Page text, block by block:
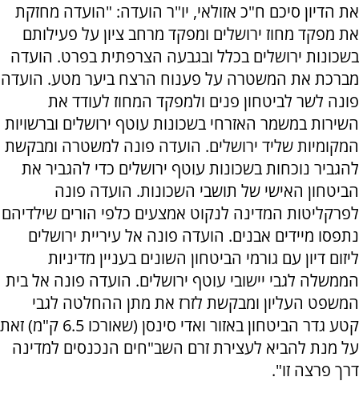
את הדיון סיכם ח"כ אזולאי, יו"ר הועדה: "הועדה מחזקת
את מפקד מחוז ירושלים ומפקד מרחב ציון על פעילותם
בשכונות ירושלים בכלל ובגבעה הצרפתית בפרט. הועדה
מברכת את המשטרה על פענוח הרצח ביער מטע. הועדה
פונה לשר לביטחון פנים ולמפקד המחוז לעודד את
השירות במשמר האזרחי בשכונות עוטף ירושלים וברשויות
המקומיות שליד ירושלים. הועדה פונה למשטרה ומבקשת
להגביר נוכחות בשכונות עוטף ירושלים כדי להגביר את
הביטחון האישי של תושבי השכונות. הועדה פונה
לפרקליטות המדינה לנקוט אמצעים כלפי הורים שילדיהם
נתפסו מיידים אבנים. הועדה פונה אל עיריית ירושלים
ליזום דיון עם גורמי הביטחון השונים בעניין מדיניות
הממשלה לגבי יישובי עוטף ירושלים. הועדה פונה אל בית
המשפט העליון ומבקשת לזרז את מתן ההחלטה לגבי
קטע גדר הביטחון באזור ואדי סינסן (שאורכו 6.5 ק"מ) זאת
על מנת להביא לעצירת זרם השב"חים הנכנסים למדינה
דרך פרצה זו".